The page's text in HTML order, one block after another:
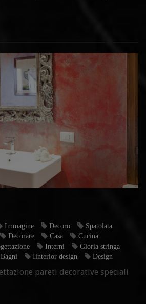
Immagine Decoro
Spatolata
Decorare Casa
Cucina
Interni
Gloria stringa
Bagni Iinterior design Design
pareti decorative speciali